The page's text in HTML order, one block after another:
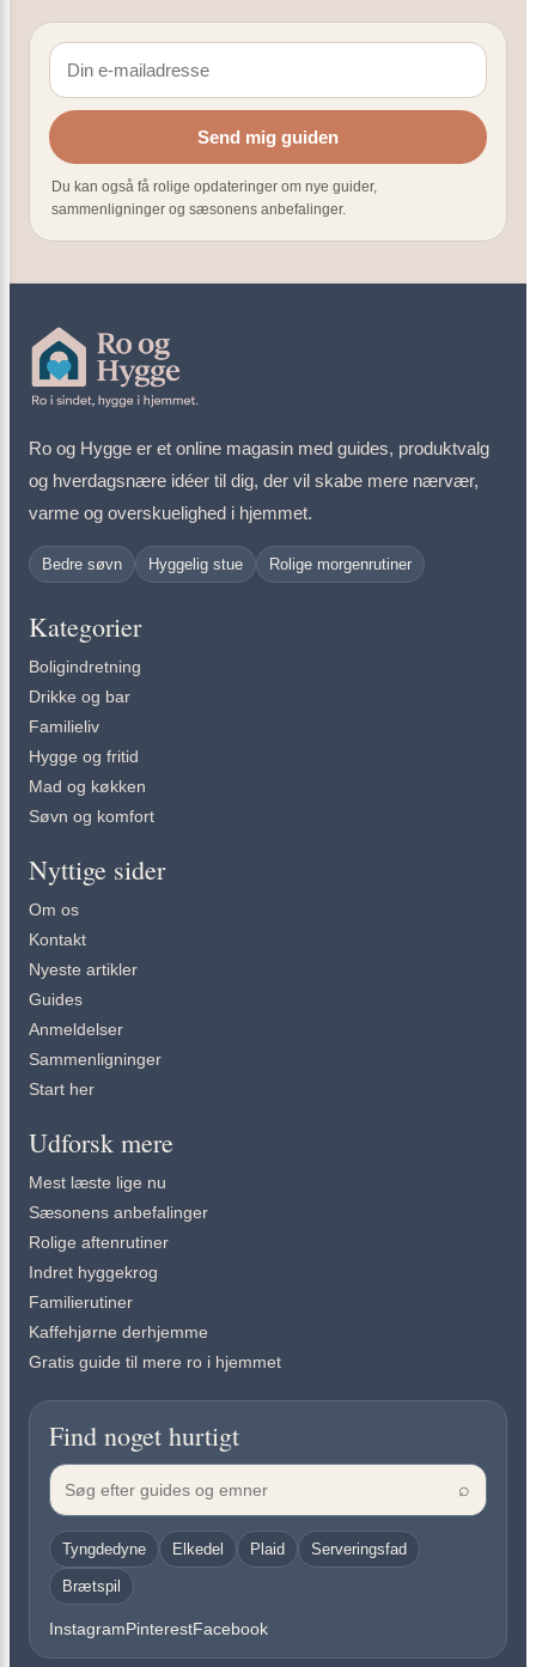
Send mig guiden
Du kan også få rolige opdateringer om nye guider,
sammenligninger og sæsonens anbefalinger.
Ro og Hygge er et online magasin med guides, produktvalg
og hverdagsnære idéer til dig, der vil skabe mere nærvær,
varme og overskuelighed i hjemmet.
Bedre søvn Hyggelig stue Rolige morgenrutiner
Kategorier
Boligindretning
Drikke og bar
Familieliv
Hygge og fritid
Mad og køkken
Søvn og komfort
Nyttige sider
Om os
Kontakt
Nyeste artikler
Guides
Anmeldelser
Sammenligninger
Start her
Udforsk mere
Mest læste lige nu
Sæsonens anbefalinger
Rolige aftenrutiner
Indret hyggekrog
Familierutiner
Kaffehjørne derhjemme
Gratis guide til mere ro i hjemmet
Find noget hurtigt
⌕
Tyngdedyne Elkedel Plaid Serveringsfad
Brætspil
InstagramPinterestFacebook